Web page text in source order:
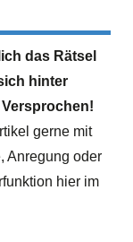
das Rätsel
hinter
gerne mit
Anregung oder
hier im